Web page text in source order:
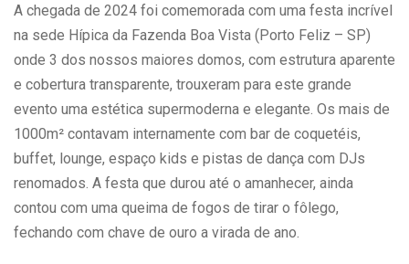
A chegada de 2024 foi comemorada com uma festa incrível
na sede Hípica da Fazenda Boa Vista (Porto Feliz – SP)
onde 3 dos nossos maiores domos, com estrutura aparente
e cobertura transparente, trouxeram para este grande
evento uma estética supermoderna e elegante. Os mais de
1000m² contavam internamente com bar de coquetéis,
buffet, lounge, espaço kids e pistas de dança com DJs
renomados. A festa que durou até o amanhecer, ainda
contou com uma queima de fogos de tirar o fôlego,
fechando com chave de ouro a virada de ano.